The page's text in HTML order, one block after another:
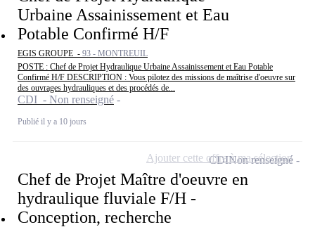
Urbaine Assainissement et Eau
Potable Confirmé H/F
EGIS GROUPE - 93 - MONTREUIL
POSTE : Chef de Projet Hydraulique Urbaine Assainissement et Eau Potable
Confirmé H/F DESCRIPTION : Vous pilotez des missions de maîtrise d'oeuvre sur
des ouvrages hydrauliques et des procédés de...
CDI - Non renseigné
Publié il y a 10 jours
Chef de Projet Maître d'oeuvre en
hydraulique fluviale F/H -
Conception, recherche
CDINon renseigné
Ajouter cette offre à ma sélection